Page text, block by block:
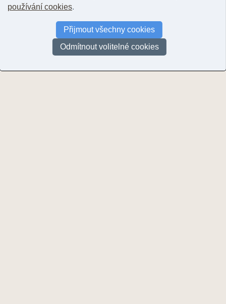
neznámé stáří (18)
paleozoikum až proterozoikum (523)
proterozoikum
(1569) Rozbalit ▸
variské stáří vyvřelin (855)
používání cookies.
Přijmout všechny cookies
Odmítnout volitelné cookies